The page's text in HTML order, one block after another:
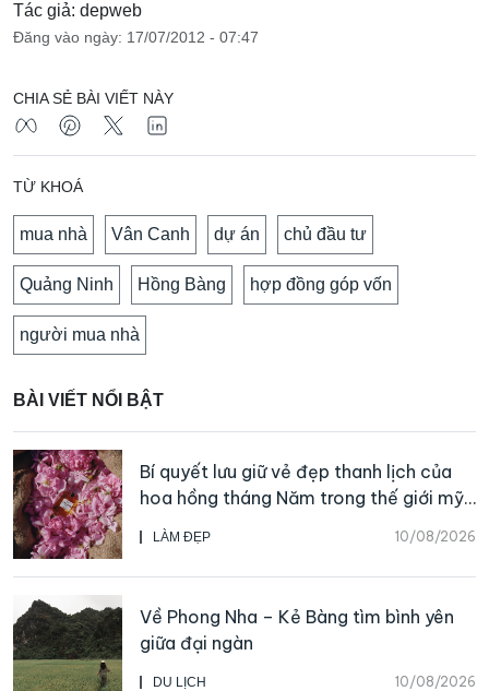
Tác giả: depweb
Đăng vào ngày: 17/07/2012 - 07:47
CHIA SẺ BÀI VIẾT NÀY
TỪ KHOÁ
mua nhà Vân Canh dự án chủ đầu tư
Quảng Ninh Hồng Bàng hợp đồng góp vốn
người mua nhà
BÀI VIẾT NỔI BẬT
LÀM ĐẸP 10/08/2026
Bí quyết lưu giữ vẻ đẹp thanh lịch của
hoa hồng tháng Năm trong thế giới mỹ
phẩm và nước hoa CHANEL
DU LỊCH 10/08/2026
Về Phong Nha – Kẻ Bàng tìm bình yên
giữa đại ngàn